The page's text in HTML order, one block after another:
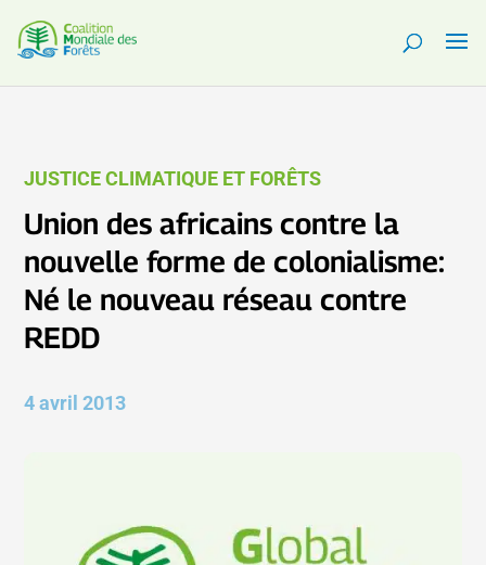
JUSTICE CLIMATIQUE ET FORÊTS
Union des africains contre la
nouvelle forme de colonialisme:
Né le nouveau réseau contre
REDD
4 avril 2013